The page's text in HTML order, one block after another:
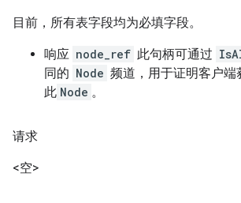
目前，所有表字段均为必填字段。
响应 node_ref 此句柄可通过
同的 Node 频道，用于证明客户端
此 Node 。
请求
<空>